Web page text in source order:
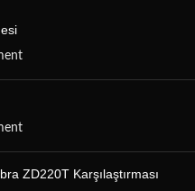
ZD220T Karşılaştırması